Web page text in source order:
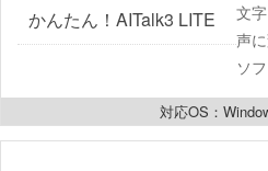
かんたん！AITalk3 LITE
文
声
ソ
対応OS：